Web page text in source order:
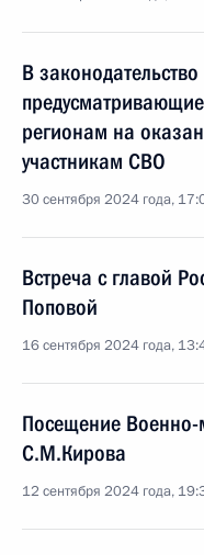
В
регионам на
участникам СВО
30 сентября 2024 года,
Встреча с главой
Поповой
16 сентября 2024 года,
Посещение
С.М.Кирова
12 сентября 2024 года,